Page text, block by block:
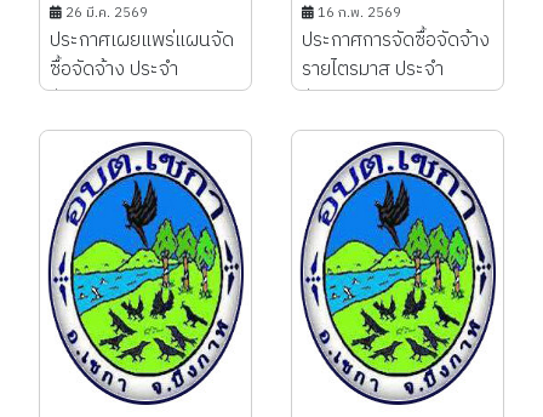
26 มี.ค. 2569
ประกาศเผยแพร่แผนจัด
ซื้อจัดจ้าง ประจำ
ปีงบประมาณ พ.ศ.
2569...
16 ก.พ. 2569
ประกาศการจัดซื้อจัดจ้าง
รายไตรมาส ประจำ
ปีงบประมาณ พ.ศ.2569
ประจำไตรมาสที่ 1 (ต.ค. -
ธ.ค.)...